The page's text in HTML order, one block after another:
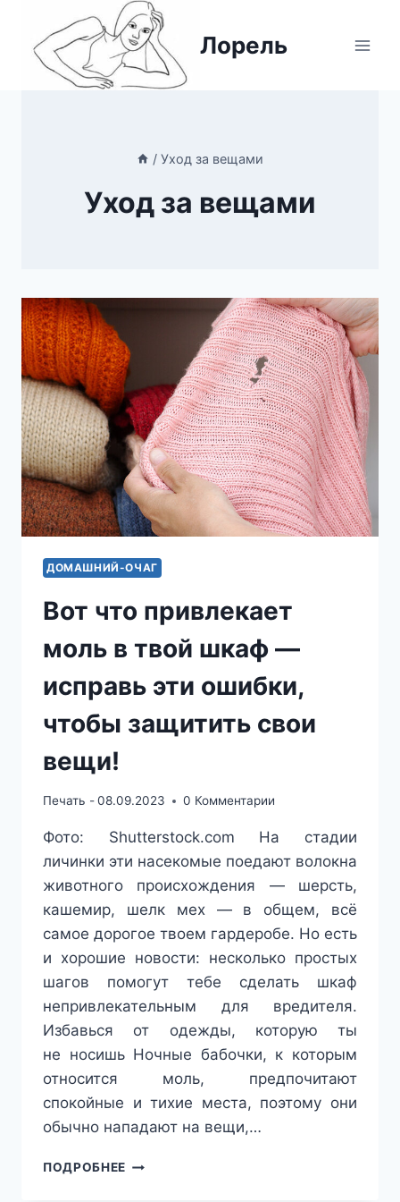
содержимому
Лорель
/ Уход за вещами
Уход за вещами
ДОМАШНИЙ-ОЧАГ
Вот что привлекает
моль в твой шкаф —
исправь эти ошибки,
чтобы защитить свои
вещи!
Печать -08.09.2023 0 Комментарии
Фото: Shutterstock.com На стадии
личинки эти насекомые поедают волокна
животного происхождения — шерсть,
кашемир, шелк мех — в общем, всё
самое дорогое твоем гардеробе. Но есть
и хорошие новости: несколько простых
шагов помогут тебе сделать шкаф
непривлекательным для вредителя.
Избавься от одежды, которую ты
не носишь Ночные бабочки, к которым
относится моль, предпочитают
спокойные и тихие места, поэтому они
обычно нападают на вещи,…
ПОДРОБНЕЕ ВОТ